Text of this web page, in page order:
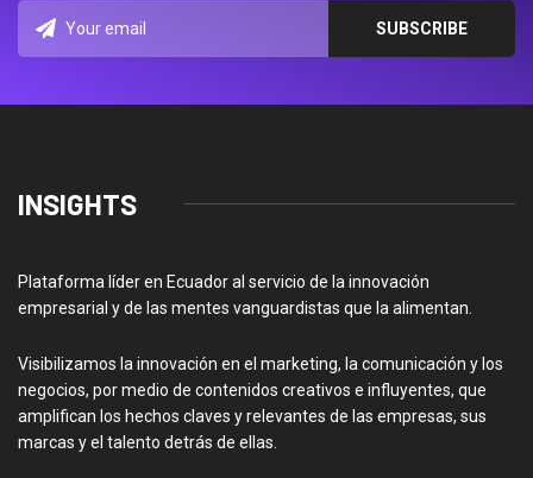
INSIGHTS
Plataforma líder en Ecuador al servicio de la innovación
empresarial y de las mentes vanguardistas que la alimentan.
Visibilizamos la innovación en el marketing, la comunicación y los
negocios, por medio de contenidos creativos e influyentes, que
amplifican los hechos claves y relevantes de las empresas, sus
marcas y el talento detrás de ellas.